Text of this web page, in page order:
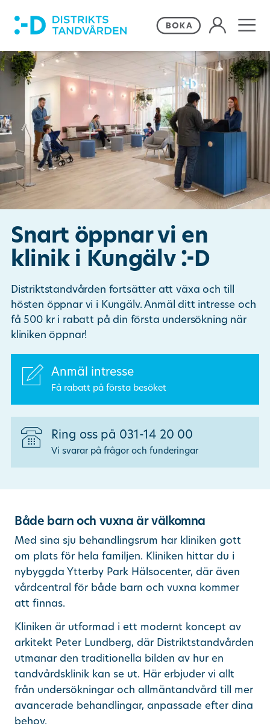
Våra behandlingar
Frågor och svar
Priser och erbjudanden
Om Distriktstandvården
Remiss
Ändra/avboka tid
Sök
other languages
Snart öppnar vi en
klinik i Kungälv •
Distriktstandvården fortsätter att växa och till
hösten öppnar vi i Kungälv. Anmäl ditt intresse och
få 500 kr i rabatt på din första undersökning när
kliniken öppnar!
Anmäl intresse
Få rabatt på första besöket
Ring oss på 031-14 20 00
Vi svarar på frågor och funderingar
Både barn och vuxna är välkomna
Med sina sju behandlingsrum har kliniken gott
om plats för hela familjen. Kliniken hittar du i
nybyggda Ytterby Park Hälsocenter, där även
vårdcentral för både barn och vuxna kommer
att finnas.
Kliniken är utformad i ett modernt koncept av
arkitekt Peter Lundberg, där Distriktstandvården
utmanar den traditionella bilden av hur en
tandvårdsklinik kan se ut. Här erbjuder vi allt
från undersökningar och allmäntandvård till mer
avancerade behandlingar, anpassade efter dina
behov.